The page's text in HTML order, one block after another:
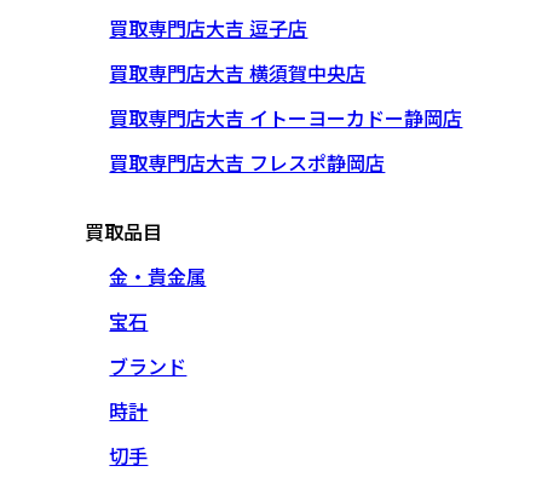
買取専門店大吉 逗子店
買取専門店大吉 横須賀中央店
買取専門店大吉 イトーヨーカドー静岡店
買取専門店大吉 フレスポ静岡店
買取品目
金・貴金属
宝石
ブランド
時計
切手